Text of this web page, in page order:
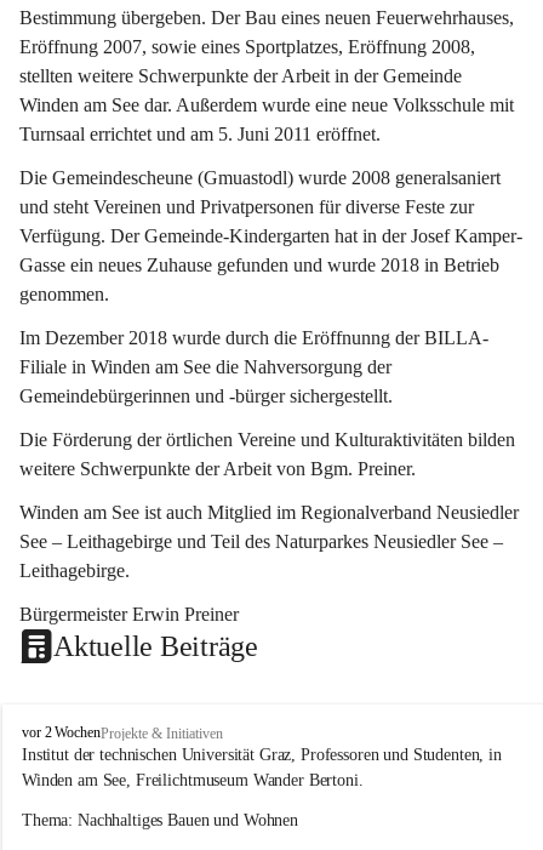
Bestimmung übergeben. Der Bau eines neuen Feuerwehrhauses,
Eröffnung 2007, sowie eines Sportplatzes, Eröffnung 2008,
stellten weitere Schwerpunkte der Arbeit in der Gemeinde
Winden am See dar. Außerdem wurde eine neue Volksschule mit
Turnsaal errichtet und am 5. Juni 2011 eröffnet.
Die Gemeindescheune (Gmuastodl) wurde 2008 generalsaniert
und steht Vereinen und Privatpersonen für diverse Feste zur
Verfügung. Der Gemeinde-Kindergarten hat in der Josef Kamper-
Gasse ein neues Zuhause gefunden und wurde 2018 in Betrieb
genommen.
Im Dezember 2018 wurde durch die Eröffnunng der BILLA-
Filiale in Winden am See die Nahversorgung der
Gemeindebürgerinnen und -bürger sichergestellt.
Die Förderung der örtlichen Vereine und Kulturaktivitäten bilden
weitere Schwerpunkte der Arbeit von Bgm. Preiner.
Winden am See ist auch Mitglied im Regionalverband Neusiedler
See – Leithagebirge und Teil des Naturparkes Neusiedler See –
Leithagebirge.
Bürgermeister Erwin Preiner
Aktuelle Beiträge
W
i
n
e
vor 2 WochenProjekte & Initiativen
Institut der technischen Universität Graz, Professoren und Studenten, in
Winden am See, Freilichtmuseum Wander Bertoni.
Thema: Nachhaltiges Bauen und Wohnen